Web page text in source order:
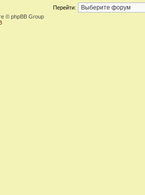
Перейти:
© phpBB Group